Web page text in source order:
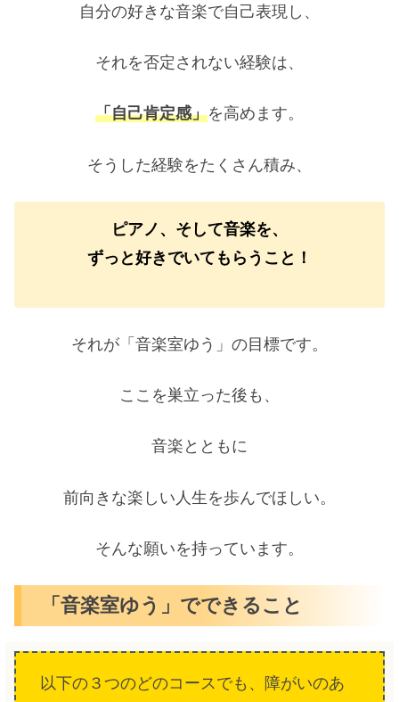
自分の好きな音楽で自己表現し、
それを否定されない経験は、
「自己肯定感」を高めます。
そうした経験をたくさん積み、
ピアノ、そして音楽を、
ずっと好きでいてもらうこと！
それが「音楽室ゆう」の目標です。
ここを巣立った後も、
音楽とともに
前向きな楽しい人生を歩んでほしい。
そんな願いを持っています。
「音楽室ゆう」でできること
以下の３つのどのコースでも、障がいのあ